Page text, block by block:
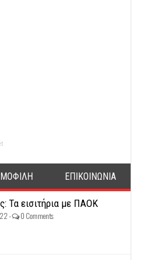
ΕΠΙΚΟΙΝΩΝΙΑ
Τα εισιτήρια με ΠΑΟΚ
- 0 Comments